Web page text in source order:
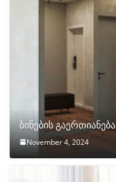
ბინების გაერთიანება
November 4, 2024